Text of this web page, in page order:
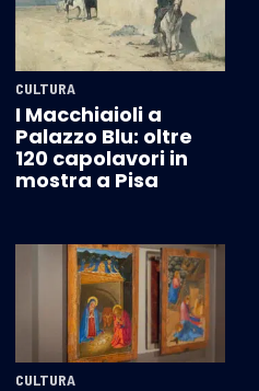
CULTURA
I Macchiaioli a
Palazzo Blu: oltre
120 capolavori in
mostra a Pisa
CULTURA